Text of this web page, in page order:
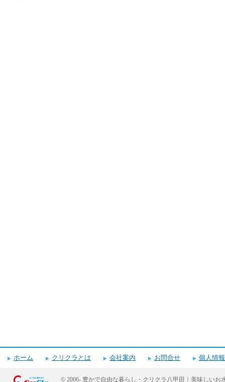
ホーム クリクラとは 会社案内 お問合せ 個人情
© 2006- 豊かで自由な暮らし・クリクラ八甲田｜美味しいお